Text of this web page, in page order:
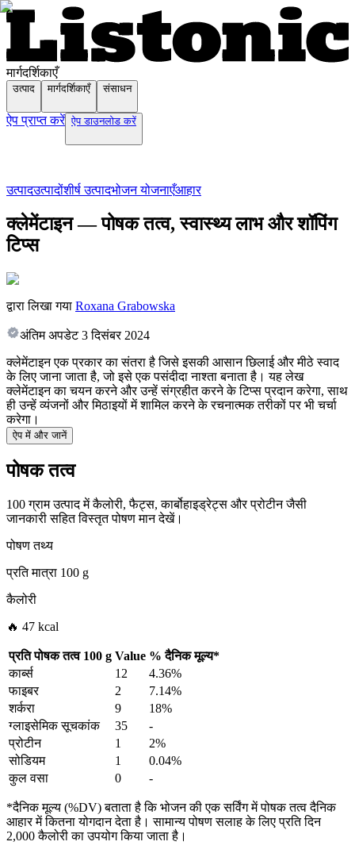
मार्गदर्शिकाएँ
उत्पाद मार्गदर्शिकाएँ संसाधन
ऐप प्राप्त करें ऐप डाउनलोड करें
उत्पादउत्पादोंशीर्ष उत्पादभोजन योजनाएँआहार
क्लेमेंटाइन — पोषक तत्व, स्वास्थ्य लाभ और शॉपिंग
टिप्स
द्वारा लिखा गया Roxana Grabowska
अंतिम अपडेट 3 दिसंबर 2024
क्लेमेंटाइन एक प्रकार का संतरा है जिसे इसकी आसान छिलाई और मीठे स्वाद
के लिए जाना जाता है, जो इसे एक पसंदीदा नाश्ता बनाता है। यह लेख
क्लेमेंटाइन का चयन करने और उन्हें संग्रहीत करने के टिप्स प्रदान करेगा, साथ
ही उन्हें व्यंजनों और मिठाइयों में शामिल करने के रचनात्मक तरीकों पर भी चर्चा
करेगा।
ऐप में और जानें
पोषक तत्व
100 ग्राम उत्पाद में कैलोरी, फैट्स, कार्बोहाइड्रेट्स और प्रोटीन जैसी
जानकारी सहित विस्तृत पोषण मान देखें।
पोषण तथ्य
प्रति मात्रा 100 g
कैलोरी
🔥 47 kcal
प्रति पोषक तत्व 100 g Value %दैनिक मूल्य*
कार्ब्स
12
4.36%
फाइबर
2
7.14%
शर्करा
9
18%
ग्लाइसेमिक सूचकांक
35
-
प्रोटीन
1
2%
सोडियम
1
0.04%
कुल वसा
0 -
*दैनिक मूल्य (%DV) बताता है कि भोजन की एक सर्विंग में पोषक तत्व दैनिक
आहार में कितना योगदान देता है। सामान्य पोषण सलाह के लिए प्रति दिन
2,000 कैलोरी का उपयोग किया जाता है।